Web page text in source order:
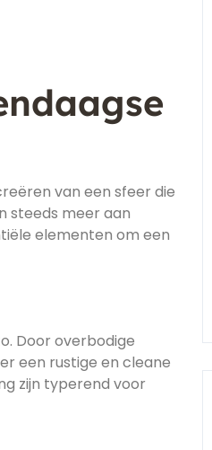
van een sfeer die
steeds meer aan
elementen om een
Door overbodige
een rustige en cleane
zijn typerend voor